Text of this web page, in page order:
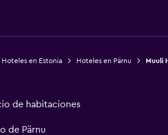
Hoteles en Estonia Hoteles en Pärnu Muuli
de habitaciones
de Pärnu